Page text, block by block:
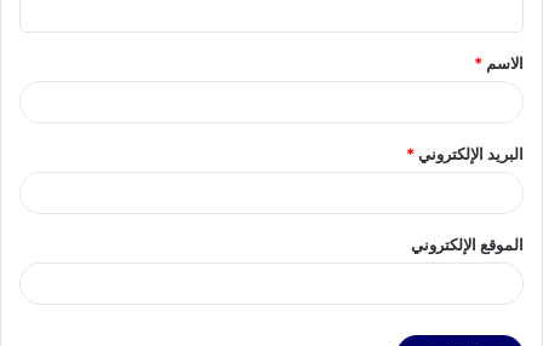
ق
*
الاسم *
البريد الإلكتروني*
الموقع الإلكتروني